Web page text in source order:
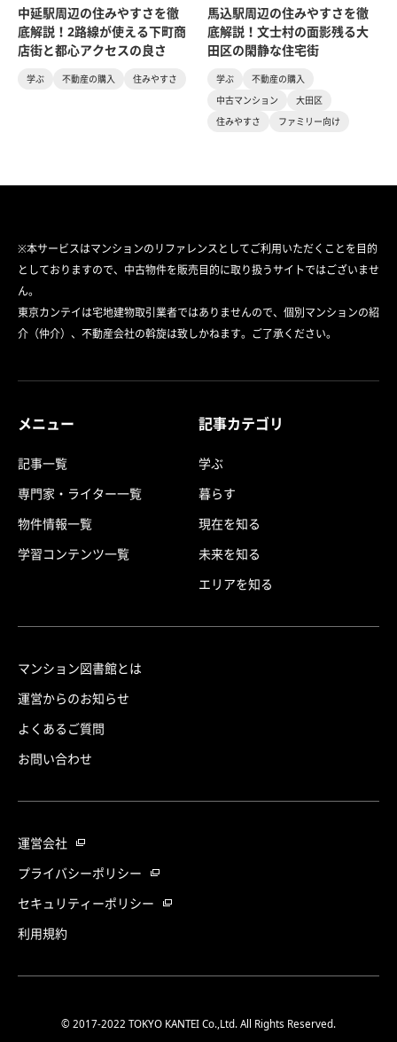
中延駅周辺の住みやすさを徹
底解説！2路線が使える下町商
店街と都心アクセスの良さ
学ぶ 不動産の購入 住みやすさ
馬込駅周辺の住みやすさを徹
底解説！文士村の面影残る大
田区の閑静な住宅街
学ぶ
不動産の購入
中古マンション
大田区
住みやすさ
ファミリー向け
※本サービスはマンションのリファレンスとしてご利用いただくことを目的
としておりますので、中古物件を販売目的に取り扱うサイトではございませ
ん。
東京カンテイは宅地建物取引業者ではありませんので、個別マンションの紹
介（仲介）、不動産会社の斡旋は致しかねます。ご了承ください。
メニュー
記事一覧
専門家・ライター一覧
物件情報一覧
学習コンテンツ一覧
記事カテゴリ
学ぶ
暮らす
現在を知る
未来を知る
エリアを知る
マンション図書館とは
運営からのお知らせ
よくあるご質問
お問い合わせ
運営会社
プライバシーポリシー
セキュリティーポリシー
利用規約
© 2017-2022 TOKYO KANTEI Co.,Ltd. All Rights Reserved.